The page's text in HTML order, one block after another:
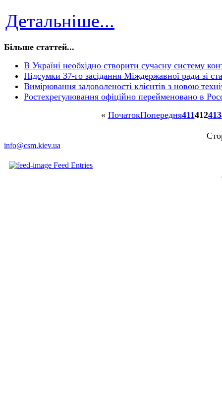
Детальніше...
Більше статтей...
В Україні необхідно створити сучасну систему
Підсумки 37-го засідання Міждержавної ради зі
Вимірювання задоволеності клієнтів з новою
Ростехрегулювання офіційно перейменовано в
« ПочатокПопередня411412413
info@csm.kiev.ua
Feed Entries